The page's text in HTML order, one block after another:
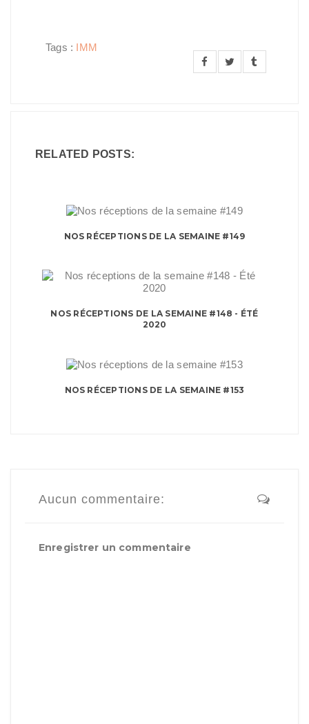
Tags : IMM
RELATED POSTS:
NOS RÉCEPTIONS DE LA SEMAINE #149
NOS RÉCEPTIONS DE LA SEMAINE #148 - ÉTÉ
2020
NOS RÉCEPTIONS DE LA SEMAINE #153
Aucun commentaire:
Enregistrer un commentaire